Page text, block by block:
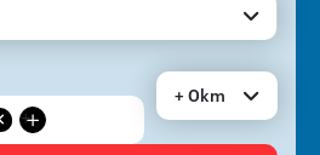
+
+ 0km